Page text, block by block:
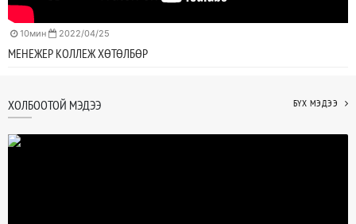
10мин 2022/04/25
МЕНЕЖЕР КОЛЛЕЖ ХӨТӨЛБӨР
ХОЛБООТОЙ МЭДЭЭ БҮХ МЭДЭЭ